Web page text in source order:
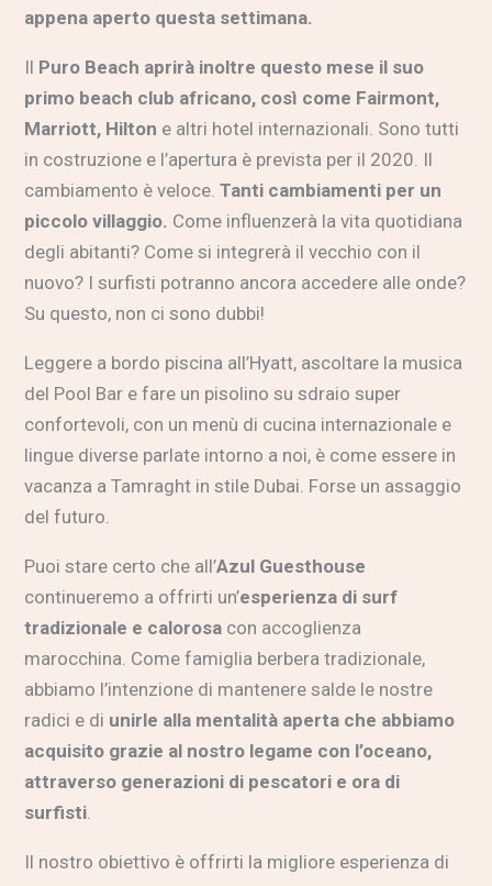
appena aperto questa settimana.
Il Puro Beach aprirà inoltre questo mese il suo
primo beach club africano, così come Fairmont,
Marriott, Hilton e altri hotel internazionali. Sono tutti
in costruzione e l’apertura è prevista per il 2020. Il
cambiamento è veloce.Tanti cambiamenti per un
piccolo villaggio. Come influenzerà la vita quotidiana
degli abitanti? Come si integrerà il vecchio con il
nuovo? I surfisti potranno ancora accedere alle onde?
Su questo, non ci sono dubbi!
Leggere a bordo piscina all’Hyatt, ascoltare la musica
del Pool Bar e fare un pisolino su sdraio super
confortevoli, con un menù di cucina internazionale e
lingue diverse parlate intorno a noi, è come essere in
vacanza a Tamraght in stile Dubai. Forse un assaggio
del futuro.
Puoi stare certo che all’Azul Guesthouse
continueremo a offrirti un’esperienza di surf
tradizionale e calorosa con accoglienza
marocchina. Come famiglia berbera tradizionale,
abbiamo l’intenzione di mantenere salde le nostre
radici e di unirle alla mentalità aperta che abbiamo
acquisito grazie al nostro legame con l’oceano,
attraverso generazioni di pescatori e ora di
surfisti.
Il nostro obiettivo è offrirti la migliore esperienza di